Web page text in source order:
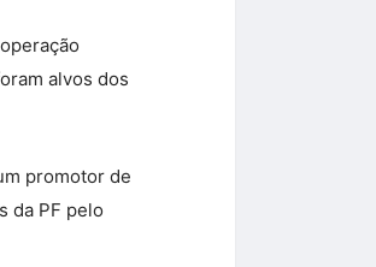
alvos dos
promotor de
da PF pelo